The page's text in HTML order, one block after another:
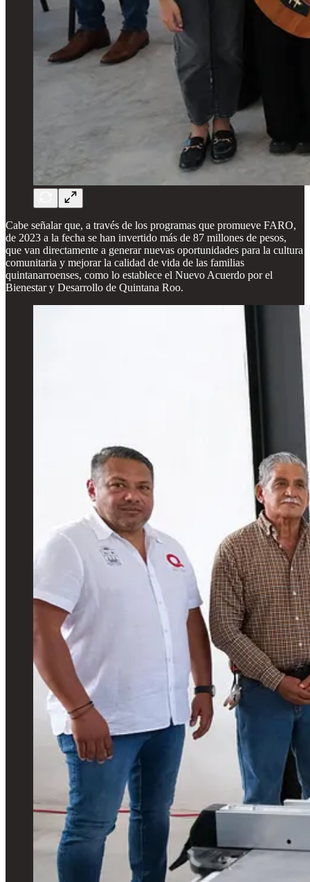
Cabe señalar que, a través de los programas que promueve FARO,
de 2023 a la fecha se han invertido más de 87 millones de pesos,
que van directamente a generar nuevas oportunidades para la cultura
comunitaria y mejorar la calidad de vida de las familias
quintanarroenses, como lo establece el Nuevo Acuerdo por el
Bienestar y Desarrollo de Quintana Roo.